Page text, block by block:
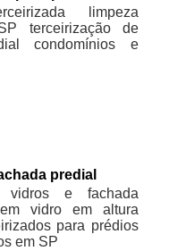
limpeza
terceirização de
condomínios e
predial
vidros e fachada
vidro em altura
para prédios
em SP